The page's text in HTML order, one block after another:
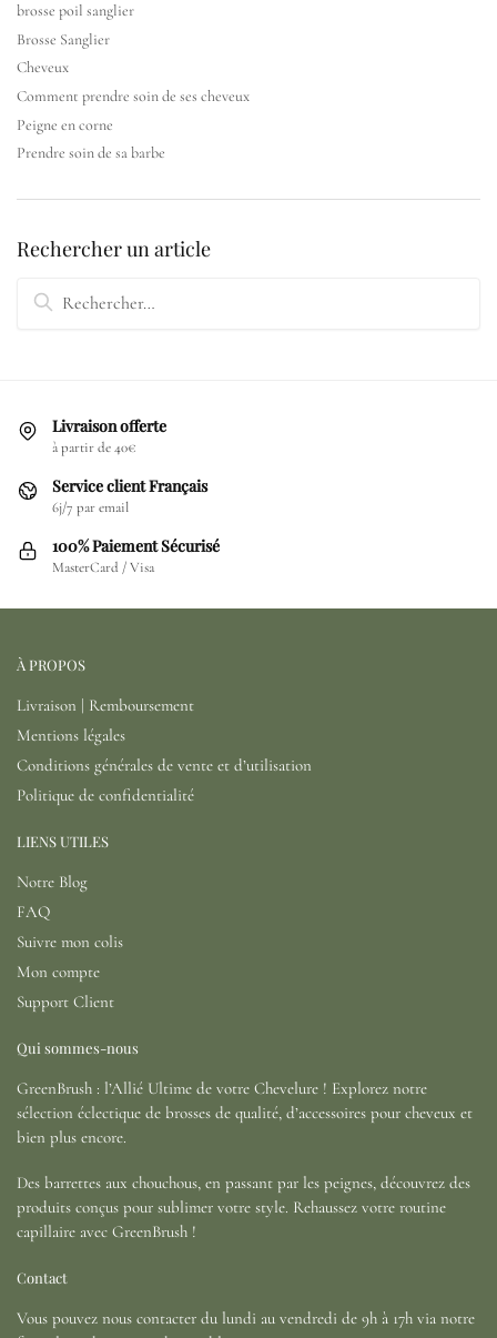
brosse poil sanglier
Brosse Sanglier
Cheveux
Comment prendre soin de ses cheveux
Peigne en corne
Prendre soin de sa barbe
Rechercher un article
Livraison offerte
à partir de 40€
Service client Français
6j/7 par email
100% Paiement Sécurisé
MasterCard / Visa
À PROPOS
Livraison | Remboursement
Mentions légales
Conditions générales de vente et d’utilisation
Politique de confidentialité
LIENS UTILES
Notre Blog
FAQ
Suivre mon colis
Mon compte
Support Client
Qui sommes-nous
GreenBrush : l’Allié Ultime de votre Chevelure ! Explorez notre
sélection éclectique de brosses de qualité, d’accessoires pour cheveux et
bien plus encore.
Des barrettes aux chouchous, en passant par les peignes, découvrez des
produits conçus pour sublimer votre style. Rehaussez votre routine
capillaire avec GreenBrush !
Contact
Vous pouvez nous contacter du lundi au vendredi de 9h à 17h via notre